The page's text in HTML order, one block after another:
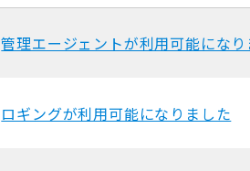
管理エージェントが利用可能になり
ロギングが利用可能になりました